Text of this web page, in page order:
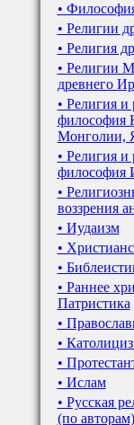
•
• Религии
• Религия
• Религии
древнего
• Религия и
философия
Монголии,
• Религия и
философия
•
воззрения
• Иудаизм
•
•
• Раннее
Патристика
•
•
•
• Ислам
• Русская
(по авторам)